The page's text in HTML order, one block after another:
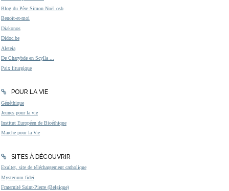
Blog du Père Simon Noël osb
Benoît-et-moi
Diakonos
Didoc.be
Aleteia
De Charybde en Scylla ...
Paix liturgique
POUR LA VIE
Généthique
Jeunes pour la vie
Institut Européen de Bioéthique
Marche pour la Vie
SITES À DÉCOUVRIR
Exultet, site de téléchargement catholique
Mysterium fidei
Fraternité Saint-Pierre (Belgique)